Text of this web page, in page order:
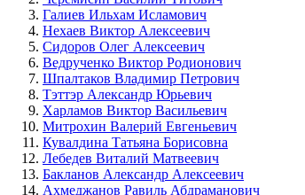
Галиев Ильхам Исламович
Нехаев Виктор Алексеевич
Сидоров Олег Алексеевич
Ведрученко Виктор Родионович
Шпалтаков Владимир Петрович
Тэттэр Александр Юрьевич
Харламов Виктор Васильевич
Митрохин Валерий Евгеньевич
Кувалдина Татьяна Борисовна
Лебедев Виталий Матвеевич
Бакланов Александр Алексеевич
Ахмеджанов Равиль Абдраманович